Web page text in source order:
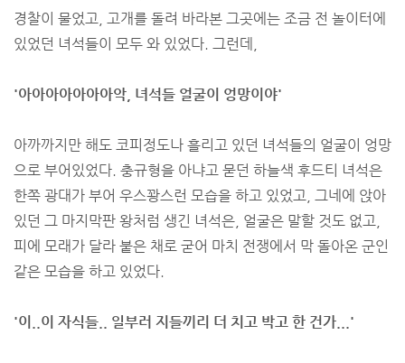
경찰이 물었고, 고개를 돌려 바라본 그곳에는 조금 전 놀이터에
있었던 녀석들이 모두 와 있었다. 그런데,
'아아아아아아아악, 녀석들 얼굴이 엉망이야'
아까까지만 해도 코피정도나 흘리고 있던 녀석들의 얼굴이 엉망
으로 부어있었다. 충규형을 아냐고 묻던 하늘색 후드티 녀석은
한쪽 광대가 부어 우스꽝스런 모습을 하고 있었고, 그네에 앉아
있던 그 마지막판 왕처럼 생긴 녀석은, 얼굴은 말할 것도 없고,
피에 모래가 달라 붙은 채로 굳어 마치 전쟁에서 막 돌아온 군인
같은 모습을 하고 있었다.
'이..이 자식들.. 일부러 지들끼리 더 치고 박고 한 건가...'